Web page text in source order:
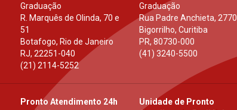
Graduação
R. Marquês de Olinda, 70 e
51
Botafogo, Rio de Janeiro
RJ,22251-040
(21) 2114-5252
Graduação
Rua Padre Anchieta, 2770
Bigorrilho, Curitiba
PR, 80730-000
(41) 3240-5500
Pronto Atendimento 24h
Unidade de Pronto